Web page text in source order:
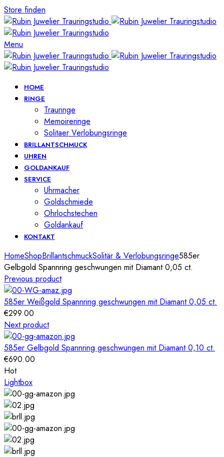
Store finden
Menu
HOME
RINGE
Trauringe
Memoireringe
Solitaer Verlobungsringe
BRILLANTSCHMUCK
UHREN
GOLDANKAUF
SERVICE
Uhrmacher
Goldschmiede
Ohrlochstechen
Goldankauf
KONTAKT
HomeShopBrillantschmuckSolitär & Verlobungsringe585er
Gelbgold Spannring geschwungen mit Diamant 0,05 ct.
Previous product
585er Weißgold Spannring geschwungen mit Diamant 0,05 ct.
€299.00
Next product
585er Gelbgold Spannring geschwungen mit Diamant 0,10 ct.
€690.00
Hot
Lightbox